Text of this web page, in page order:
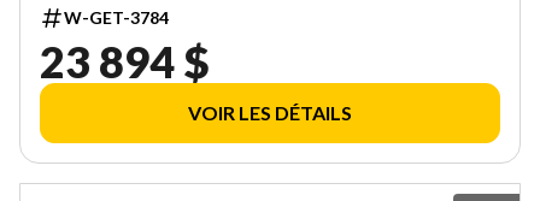
W-GET-3784
23 894 $
VOIR LES DÉTAILS